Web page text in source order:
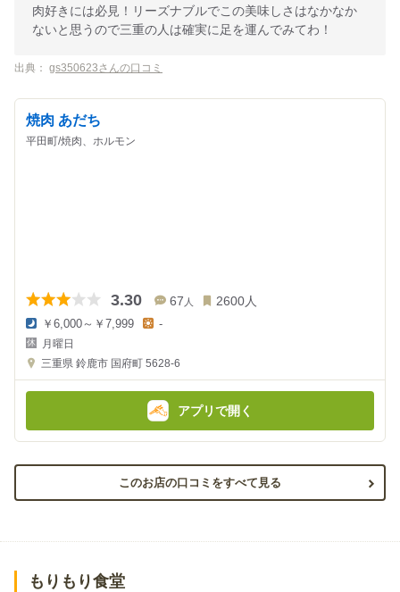
肉好きには必見！リーズナブルでこの美味しさはなかなか
ないと思うので三重の人は確実に足を運んでみてわ！
出典： gs350623さんの口コミ
焼肉 あだち
平田町/焼肉、ホルモン
3.30 67 人 2600人
夜
の
金
￥6,000～￥7,999
金
-
月曜日
三重県 鈴鹿市 国府町 5628-6
アプリで開く
このお店の口コミをすべて見る
もりもり食堂